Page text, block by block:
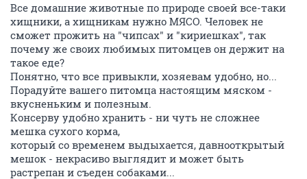
Все домашние животные по природе своей все-таки
хищники, а хищникам нужно МЯСО. Человек не
сможет прожить на "чипсах" и "кириешках", так
почему же своих любимых питомцев он держит на
такое еде?
Понятно, что все привыкли, хозяевам удобно, но...
Порадуйте вашего питомца настоящим мяском -
вкусненьким и полезным.
Консерву удобно хранить - ни чуть не сложнее
мешка сухого корма,
который со временем выдыхается, давнооткрытый
мешок - некрасиво выглядит и может быть
растрепан и съеден собаками...